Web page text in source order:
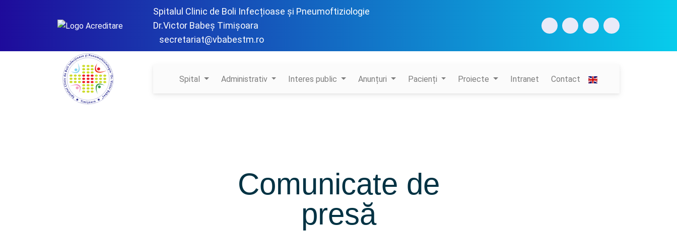
Spitalul Clinic de Boli Infecțioase și Pneumoftiziologie
Dr.Victor Babeș Timișoara
secretariat@vbabestm.ro
Spital Administrativ Interes public Anunțuri Pacienți Proiecte Intranet Contact
Comunicate de
presă